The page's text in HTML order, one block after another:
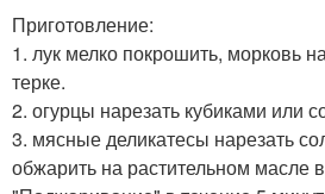
Приготовление:
1. лук мелко покрошить, морковь
терке.
2. огурцы нарезать кубиками или
3. мясные деликатесы нарезать
обжарить на растительном масле